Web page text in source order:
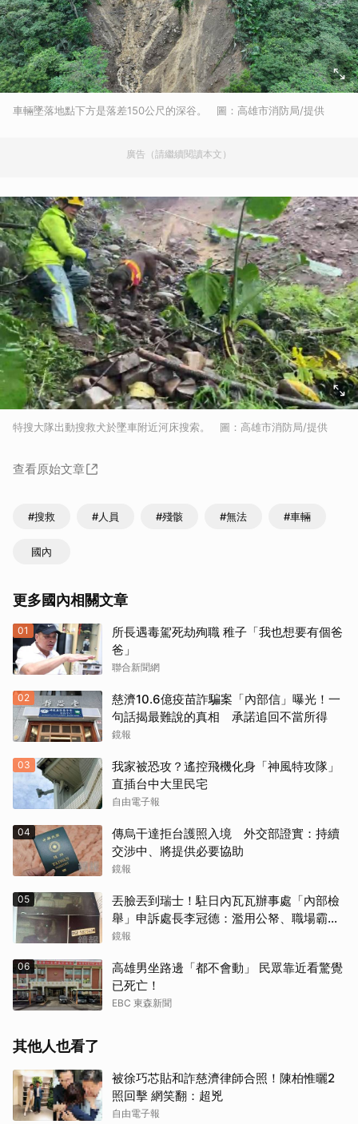
車輛墜落地點下方是落差150公尺的深谷。 圖：高雄市消防局/提供
廣告（請繼續閱讀本文）
特搜大隊出動搜救犬於墜車附近河床搜索。 圖：高雄市消防局/提供
查看原始文章
#搜救 #人員 #殘骸 #無法 #車輛
國內
更多國內相關文章
01
所長遇毒駕死劫殉職 稚子「我也想要有個爸
爸」
聯合新聞網
02
慈濟10.6億疫苗詐騙案「內部信」曝光！一
句話揭最難說的真相 承諾追回不當所得
鏡報
03
我家被恐攻？遙控飛機化身「神風特攻隊」
直插台中大里民宅
自由電子報
04
傳烏干達拒台護照入境 外交部證實：持續
交涉中、將提供必要協助
鏡報
05
丟臉丟到瑞士！駐日內瓦瓦辦事處「內部檢
舉」申訴處長李冠德：濫用公帑、職場霸
凌、超速仔拒繳罰單 外交部要查了
鏡報
06
高雄男坐路邊「都不會動」 民眾靠近看驚覺
已死亡！
EBC 東森新聞
其他人也看了
被徐巧芯貼和詐慈濟律師合照！陳柏惟曬2
照回擊 網笑翻：超兇
自由電子報